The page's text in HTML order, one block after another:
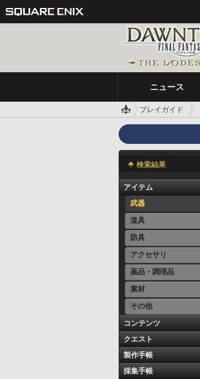
ニュース
プレイガイド
検索結果
アイテム
武器
道具
防具
アクセサリ
薬品・調理品
素材
その他
コンテンツ
クエスト
製作手帳
採集手帳